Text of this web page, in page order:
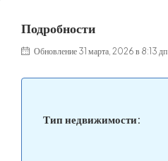
Подробности
Обновление 31 марта, 2026 в 8:13 дп
Тип недвижимости: